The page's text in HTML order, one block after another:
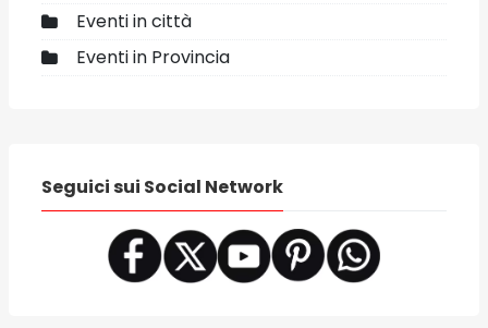
Eventi in città
Eventi in Provincia
Seguici sui Social Network